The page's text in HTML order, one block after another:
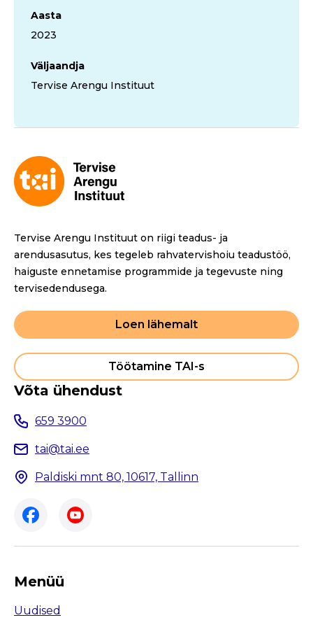
Aasta
2023
Väljaandja
Tervise Arengu Instituut
Tervise Arengu Instituut on riigi teadus- ja
arendusasutus, kes tegeleb rahvatervishoiu teadustöö,
haiguste ennetamise programmide ja tegevuste ning
tervisedendusega.
Loen lähemalt
Töötamine TAI-s
Võta ühendust
659 3900
tai@tai.ee
Paldiski mnt 80, 10617, Tallinn
Menüü
Uudised